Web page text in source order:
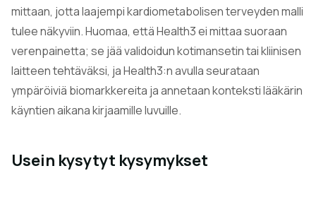
mittaan, jotta laajempi kardiometabolisen terveyden malli
tulee näkyviin. Huomaa, että Health3 ei mittaa suoraan
verenpainetta; se jää validoidun kotimansetin tai kliinisen
laitteen tehtäväksi, ja Health3:n avulla seurataan
ympäröiviä biomarkkereita ja annetaan konteksti lääkärin
käyntien aikana kirjaamille luvuille.
Usein kysytyt kysymykset